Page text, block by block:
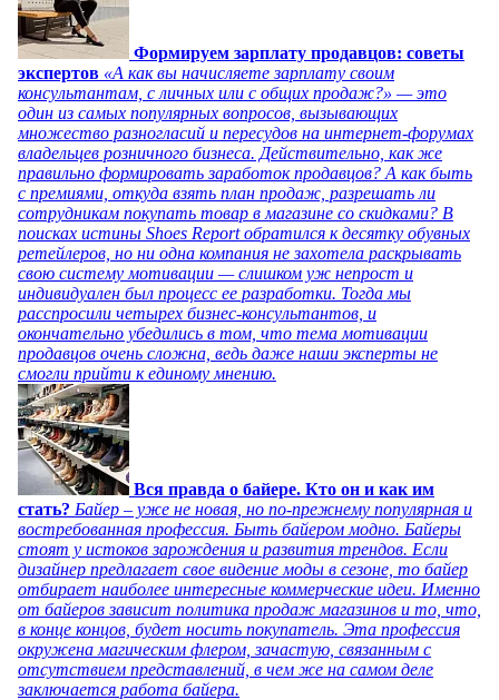
Формируем зарплату продавцов: советы
экспертов «А как вы начисляете зарплату своим
консультантам, с личных или с общих продаж?» — это
один из самых популярных вопросов, вызывающих
множество разногласий и пересудов на интернет-форумах
владельцев розничного бизнеса. Действительно, как же
правильно формировать заработок продавцов? А как быть
с премиями, откуда взять план продаж, разрешать ли
сотрудникам покупать товар в магазине со скидками? В
поисках истины Shoes Report обратился к десятку обувных
ретейлеров, но ни одна компания не захотела раскрывать
свою систему мотивации — слишком уж непрост и
индивидуален был процесс ее разработки. Тогда мы
расспросили четырех бизнес-консультантов, и
окончательно убедились в том, что тема мотивации
продавцов очень сложна, ведь даже наши эксперты не
смогли прийти к единому мнению.
Вся правда о байере. Кто он и как им
стать? Байер – уже не новая, но по-прежнему популярная и
востребованная профессия. Быть байером модно. Байеры
стоят у истоков зарождения и развития трендов. Если
дизайнер предлагает свое видение моды в сезоне, то байер
отбирает наиболее интересные коммерческие идеи. Именно
от байеров зависит политика продаж магазинов и то, что,
в конце концов, будет носить покупатель. Эта профессия
окружена магическим флером, зачастую, связанным с
отсутствием представлений, в чем же на самом деле
заключается работа байера.